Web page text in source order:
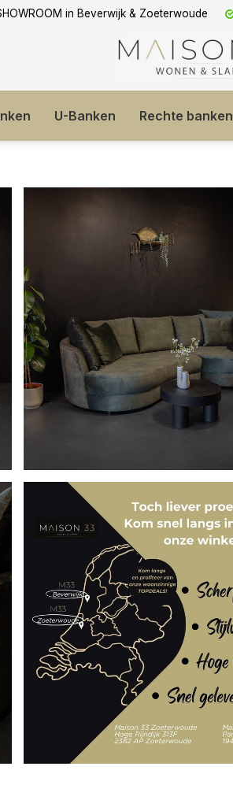
in Beverwijk & Zoeterwoude
U-Banken Rechte banken